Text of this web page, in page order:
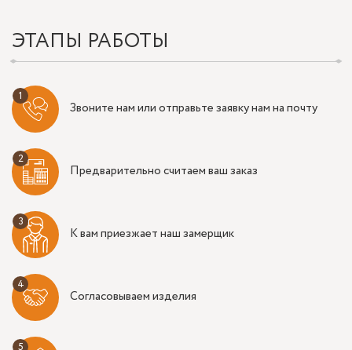
ЭТАПЫ РАБОТЫ
Звоните нам или отправьте заявку нам на почту
Предварительно считаем ваш заказ
К вам приезжает наш замерщик
Согласовываем изделия